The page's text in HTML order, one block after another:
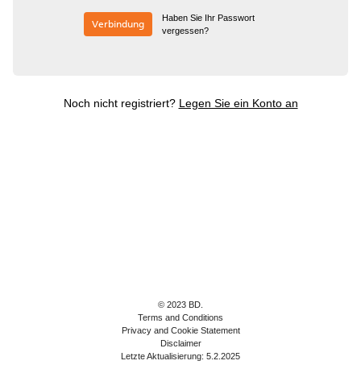
Verbindung
Haben Sie Ihr Passwort
vergessen?
Noch nicht registriert? Legen Sie ein Konto an
© 2023 BD.
Terms and Conditions
Privacy and Cookie Statement
Disclaimer
Letzte Aktualisierung: 5.2.2025